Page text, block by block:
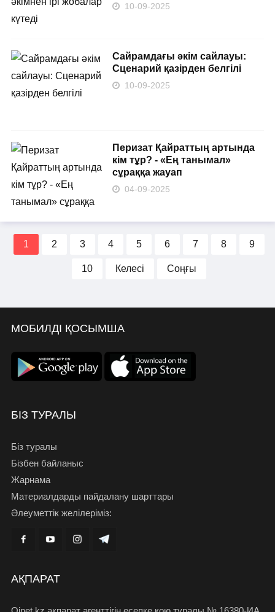
10-09-2025
Сайрамдағы әкім сайлауы:
Сценарий қазірден белгілі
10-09-2025
Перизат Қайраттың артында
кім тұр? - «Ең танымал»
сұраққа жауап
04-09-2025
1 2 3 4 5 6 7 8 9
10 Келесі Соңғы
МОБИЛДІ ҚОСЫМША
БІЗ ТУРАЛЫ
Біз туралы
Бізбен байланыс
Жарнама
Материалдарды пайдалану шарттары
Әлеуметтік желілеріміз:
АҚПАРАТ